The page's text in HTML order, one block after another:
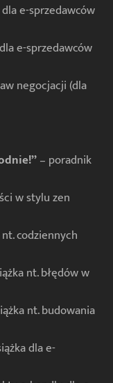
e-sprzedawców
e-sprzedawców
negocjacji (dla
– poradnik
w stylu zen
codziennych
nt. błędów w
nt. budowania
dla e-